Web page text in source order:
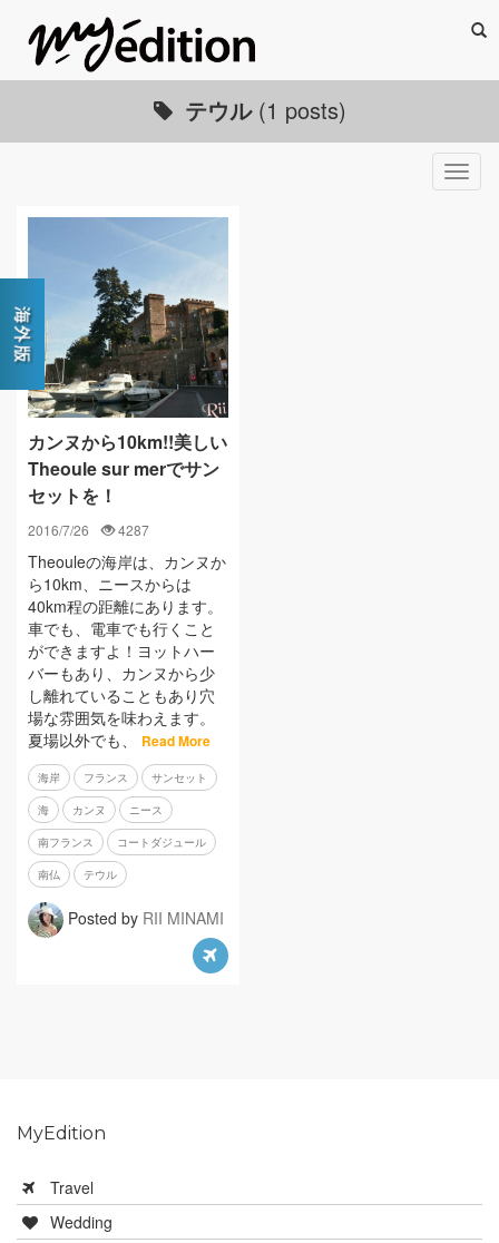
テウル (1 posts)
カンヌから10km!!美しい
Theoule sur merでサン
セットを！
2016/7/26 4287
Theouleの海岸は、カンヌか
ら10km、ニースからは
40km程の距離にあります。
車でも、電車でも行くこと
ができますよ！ヨットハー
バーもあり、カンヌから少
し離れていることもあり穴
場な雰囲気を味わえます。
夏場以外でも、
Read More
海岸 フランス サンセット
海 カンヌ ニース
南フランス コートダジュール
南仏 テウル
Posted by RII MINAMI
MyEdition
Travel
Wedding